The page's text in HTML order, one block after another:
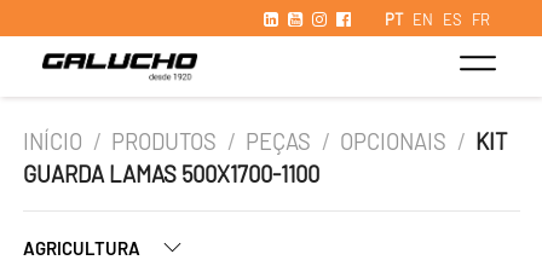
PT EN ES FR
INÍCIO / PRODUTOS / PEÇAS / OPCIONAIS / KIT
GUARDA LAMAS 500X1700-1100
AGRICULTURA